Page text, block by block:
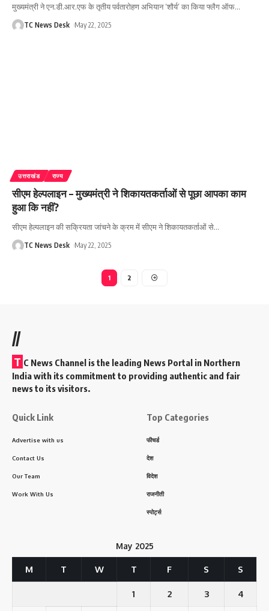
मुख्यमंत्री ने एन.डी.आर.एफ के तृतीय पर्वतारोहण अभियान ‘शौर्य’ का किया फ्लैग ऑफ…
TC News Desk May 22, 2025
उत्तराखंड राज्य
सीएम हेल्पलाइन – मुख्यमंत्री ने शिकायतकर्ताओं से पूछा आपका काम
हुआ कि नहीं?
सीएम हेल्पलाइन की सक्रियता जांचने के क्रम में सीएम ने शिकायतकर्ताओं से…
TC News Desk May 22, 2025
1 2
//
T C News Channel is the leading News Portal in Northern
India with its commitment to providing authentic and fair
news to its visitors.
Quick Link
Advertise with us
Contact Us
Our Team
Work With Us
Top Categories
फीचर्ड
देश
विदेश
राजनीती
स्पोर्ट्स
May 2025
M T W T F S S
1 2 3 4